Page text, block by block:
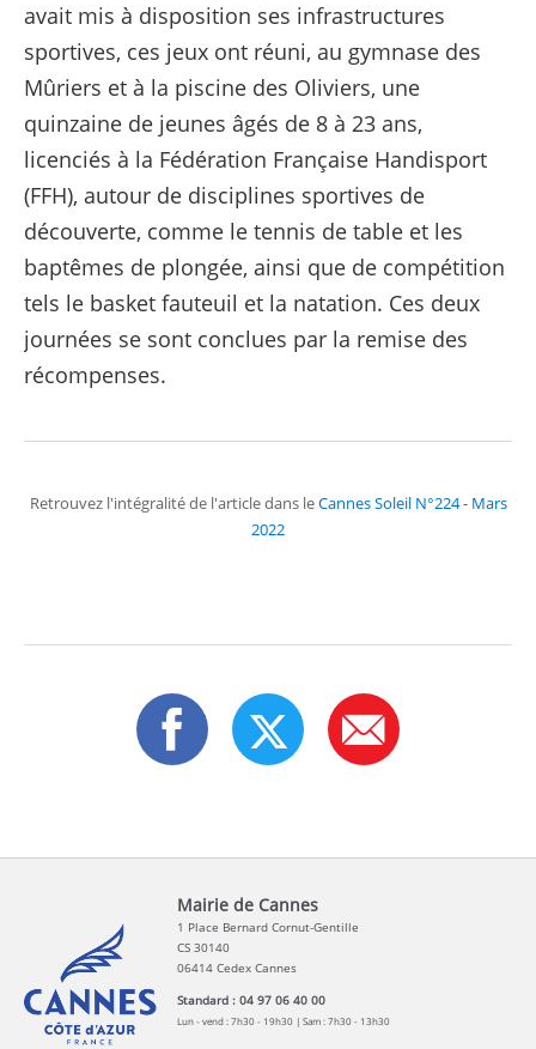
avait mis à disposition ses infrastructures
sportives, ces jeux ont réuni, au gymnase des
Mûriers et à la piscine des Oliviers, une
quinzaine de jeunes âgés de 8 à 23 ans,
licenciés à la Fédération Française Handisport
(FFH), autour de disciplines sportives de
découverte, comme le tennis de table et les
baptêmes de plongée, ainsi que de compétition
tels le basket fauteuil et la natation. Ces deux
journées se sont conclues par la remise des
récompenses.
Retrouvez l'intégralité de l'article dans leCannes Soleil N°224 - Mars
2022
Mairie de Cannes
1 Place Bernard Cornut-Gentille
CS 30140
06414 Cedex Cannes
Standard : 04 97 06 40 00
Lun - vend : 7h30 - 19h30 | Sam : 7h30 - 13h30